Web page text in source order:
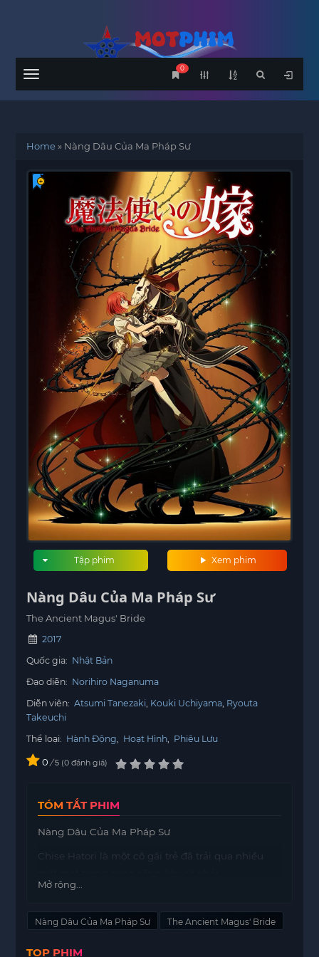
Menu
0
Home» Nàng Dâu Của Ma Pháp Sư
Xem phim
Tập phim
Nàng Dâu Của Ma Pháp Sư
The Ancient Magus' Bride
2017
Quốc gia: Nhật Bản
Đạo diễn: Norihiro Naganuma
Diễn viên: Atsumi Tanezaki Kouki Uchiyama Ryouta
Takeuchi
Thể loại: Hành Động, Hoạt Hình, Phiêu Lưu
0 / 5 0 đánh giá
TÓM TẮT PHIM
Nàng Dâu Của Ma Pháp Sư
Chise Hatori là một cô gái trẻ đã trải qua nhiều
motphims1.com
khắc tăm tối, cô bị bắt và bán vào một phiên đấu
Mở rộng...
Nàng Dâu Của Ma Pháp Sư The Ancient Magus' Bride
TOP PHIM